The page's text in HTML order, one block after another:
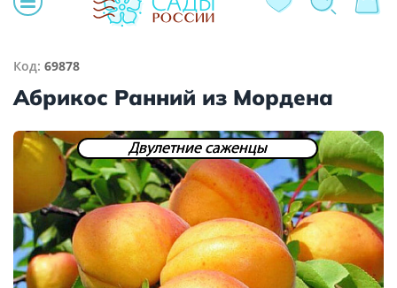
Код: 69878
Абрикос Ранний из Мордена
Двулетние саженцы